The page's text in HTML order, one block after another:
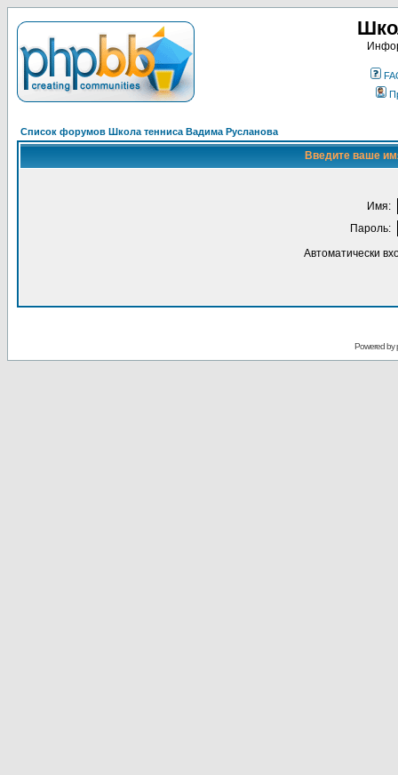
Список форумов Школа тенниса Вадима Русланова
Введите ваше
Имя:
Пароль:
Автоматически
Powered by